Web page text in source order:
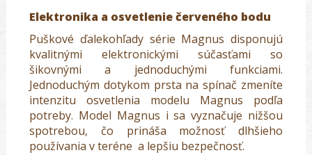
Elektronika a osvetlenie červeného bodu
Puškové ďalekohľady série Magnus disponujú
kvalitnými elektronickými súčasťami so
šikovnými a jednoduchými funkciami.
Jednoduchým dotykom prsta na spínač zmeníte
intenzitu osvetlenia modelu Magnus podľa
potreby. Model Magnus i sa vyznačuje nižšou
spotrebou, čo prináša možnosť dlhšieho
používania v teréne a lepšiu bezpečnosť.